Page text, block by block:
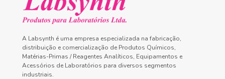
A Labsynth é uma empresa especializada na fabricação,
distribuição e comercialização de Produtos Químicos,
Matérias-Primas / Reagentes Analíticos, Equipamentos e
Acessórios de Laboratórios para diversos segmentos
industriais.